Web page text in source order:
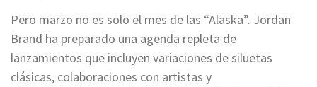
Pero marzo no es solo el mes de las “Alaska”. Jordan
Brand ha preparado una agenda repleta de
lanzamientos que incluyen variaciones de siluetas
clásicas, colaboraciones con artistas y